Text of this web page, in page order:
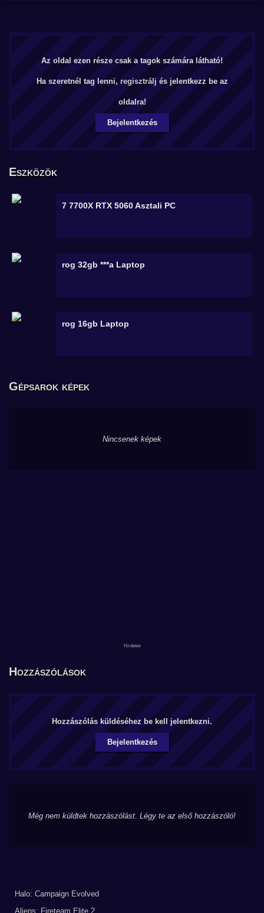
Az oldal ezen része csak a tagok számára látható!
Ha szeretnél tag lenni, regisztrálj és jelentkezz be az
oldalra!
Bejelentkezés
Eszközök
7 7700X RTX 5060Asztali PC
rog 32gb ***a Laptop
rog 16gb Laptop
Gépsarok képek
Nincsenek képek
Hozzászólások
Hozzászólás küldéséhez be kell jelentkezni.
Bejelentkezés
Még nem küldtek hozzászólást. Légy te az első hozzászóló!
Halo: Campaign Evolved
Aliens: Fireteam Elite 2